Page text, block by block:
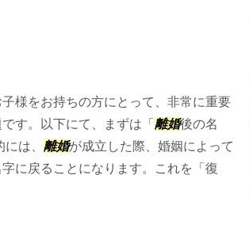
様をお持ちの方にとって、非常に重要
す。以下にて、まずは「 離婚後の名
は、 離婚が成立した際、婚姻によって
に戻ることになります。これを「復